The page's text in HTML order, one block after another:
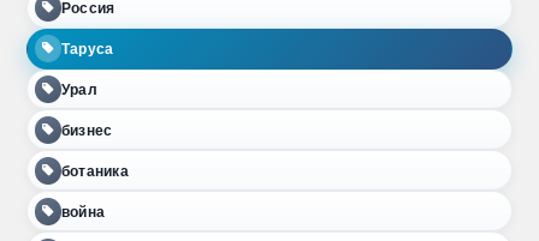
Россия
Таруса
Урал
бизнес
ботаника
война